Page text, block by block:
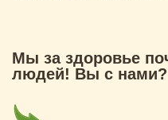
Мы за здоровье
людей! Вы с нами?